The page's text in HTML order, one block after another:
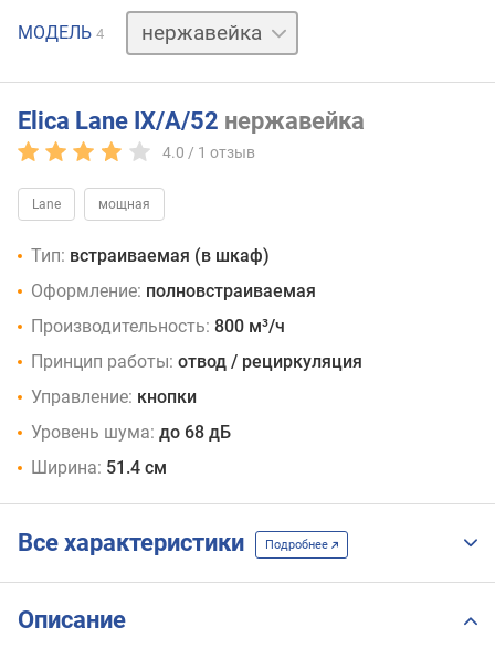
МОДЕЛЬ 4
белый
серый
Elica Lane IX/A/52 нержавейка
4.0 / 1 отзыв
Lane мощная
Тип: встраиваемая (в шкаф)
Оформление: полновстраиваемая
Производительность: 800 м³/ч
Принцип работы: отвод / рециркуляция
Управление: кнопки
Уровень шума: до 68 дБ
Ширина: 51.4 см
Все характеристики Подробнее
Описание